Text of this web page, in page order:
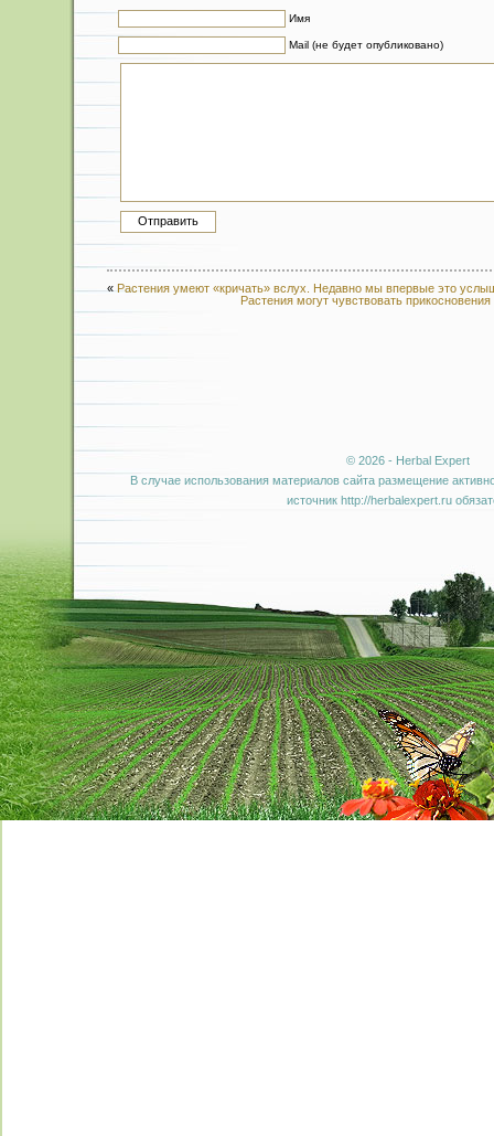
Имя
Mail (не будет опубликовано)
«Растения умеют «кричать» вслух. Недавно мы впервые это
Растения могут чувствовать
© 2026 - Herbal Expert
В случае использования материалов сайта размещение
источник http://herbalexpert.ru